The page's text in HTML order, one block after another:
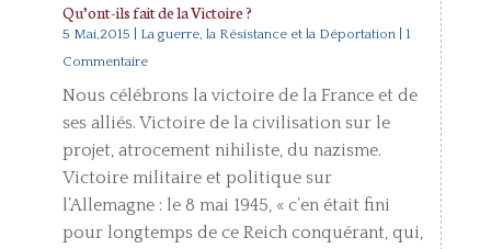
Qu’ont-ils fait de la Victoire ?
5 Mai,2015 La guerre, la Résistance et la Déportation| 1
Commentaire
Nous célébrons la victoire de la France et de
ses alliés. Victoire de la civilisation sur le
projet, atrocement nihiliste, du nazisme.
Victoire militaire et politique sur
l’Allemagne : le 8 mai 1945, « c’en était fini
pour longtemps de ce Reich conquérant, qui,